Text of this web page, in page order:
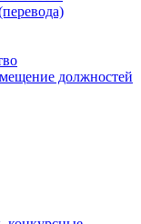
должностей